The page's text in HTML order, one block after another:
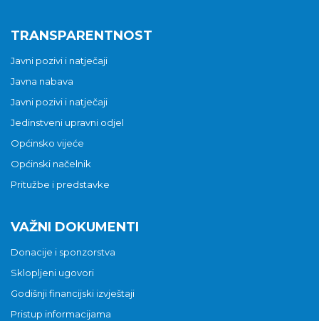
TRANSPARENTNOST
Javni pozivi i natječaji
Javna nabava
Javni pozivi i natječaji
Jedinstveni upravni odjel
Općinsko vijeće
Općinski načelnik
Pritužbe i predstavke
VAŽNI DOKUMENTI
Donacije i sponzorstva
Sklopljeni ugovori
Godišnji financijski izvještaji
Pristup informacijama